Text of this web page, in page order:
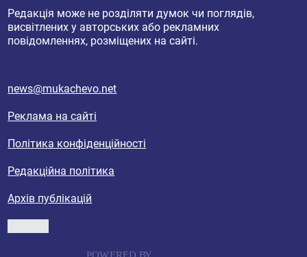
Редакція може не розділяти думок чи поглядів,
висвітлених у авторських або рекламних
повідомленнях, розміщених на сайті.
news@mukachevo.net
Реклама на сайті
Політика конфіденційності
Редакційна політика
Архів публікацій